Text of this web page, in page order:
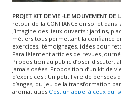
PROJET KIT DE VIE -LE MOUVEMENT DE
retour de la CONFIANCE en soi et
J’imagine des lieux ouverts : jardins,
métiers tous permettant la confiance
exercices, témoignages, idées pour
Parallèlement articles de revues
Proposition au public d’oser discuter,
jamais osées. Proposition d’un kit de
d’exercices : Un petit livre de pensées
d’anges, du jeu de la transformation
aromatiques C’est un appel à ceux